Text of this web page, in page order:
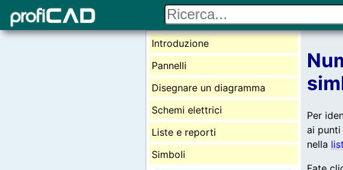
Per
ai punti
nella
Introduzione
Pannelli
Disegnare un diagramma
Schemi elettrici
Liste e reporti
Simboli